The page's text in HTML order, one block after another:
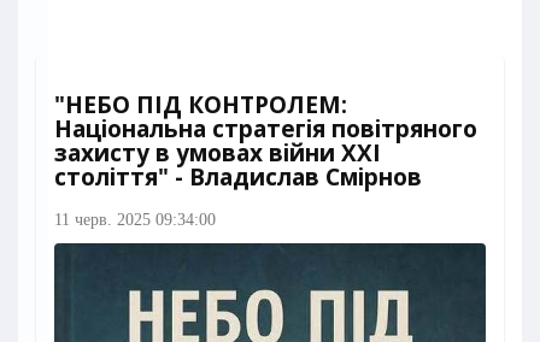
"НЕБО ПІД КОНТРОЛЕМ:
Національна стратегія повітряного
захисту в умовах війни XXI
століття" - Владислав Смірнов
11 черв. 2025 09:34:00